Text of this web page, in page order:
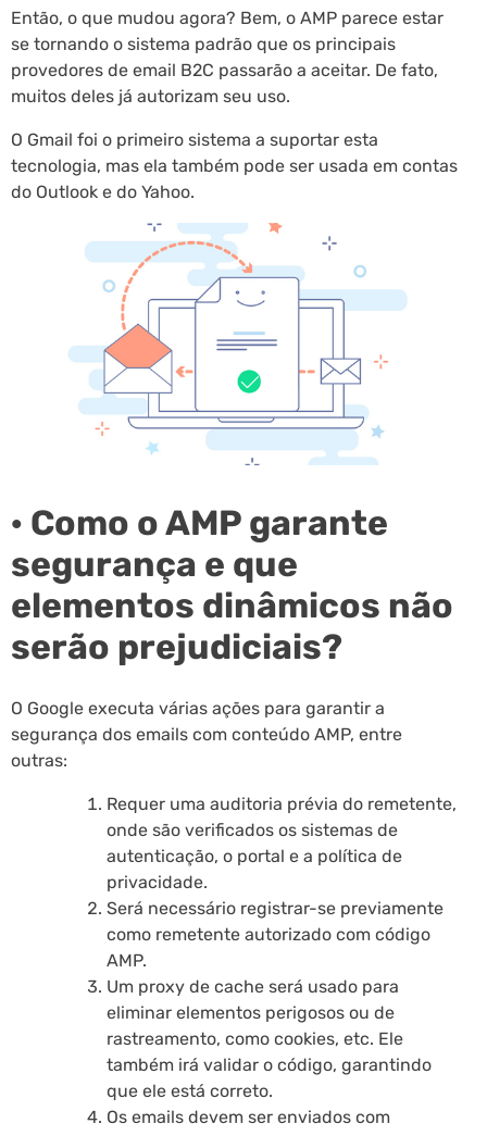
Então, o que mudou agora? Bem, o AMP parece estar
se tornando o sistema padrão que os principais
provedores de email B2C passarão a aceitar. De fato,
muitos deles já autorizam seu uso.
O Gmail foi o primeiro sistema a suportar esta
tecnologia, mas ela também pode ser usada em contas
do Outlook e do Yahoo.
· Como o AMP garante
segurança e que
elementos dinâmicos não
serão prejudiciais?
O Google executa várias ações para garantir a
segurança dos emails com conteúdo AMP, entre
outras:
Requer uma auditoria prévia do remetente,
onde são verificados os sistemas de
autenticação, o portal e a política de
privacidade.
Será necessário registrar-se previamente
como remetente autorizado com código
AMP.
Um proxy de cache será usado para
eliminar elementos perigosos ou de
rastreamento, como cookies, etc. Ele
também irá validar o código, garantindo
que ele está correto.
Os emails devem ser enviados com